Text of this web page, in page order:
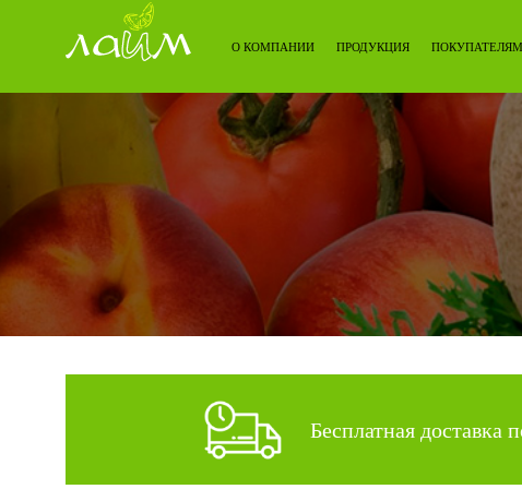
О КОМПАНИИ ПРОДУКЦИЯ ПОКУПАТЕЛЯМ
Бесплатная доставка